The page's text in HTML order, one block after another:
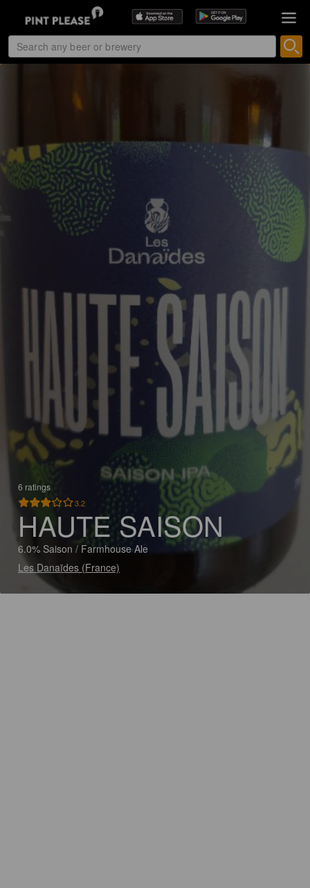
6 ratings
3.2
HAUTE SAISON
6.0% Saison / Farmhouse Ale
Les Danaïdes (France)